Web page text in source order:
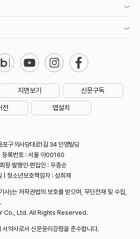
지면보기 신문구독
전 앱설치
포구 의사당대로1길 34 인영빌딩
록번호 : 서울 아00160
·발행인·편집인 : 우종순
청소년보호책임자 : 성희제
사)는 저작권법의 보호를 받으며, 무단전재 및 수집,
Co., Ltd. All Rights Reserved.
약사로서 신문윤리강령을 준수합니다.